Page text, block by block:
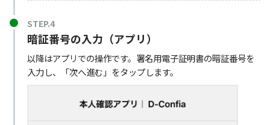
STEP.4
暗証番号の入力（アプリ）
以降はアプリでの操作です。署名用電子証明書の暗証番号を
入力し、「次へ進む」をタップします。